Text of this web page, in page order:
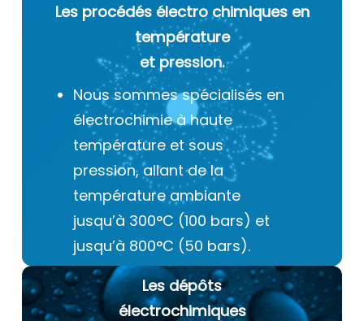
Les procédés électro chimiques en
température
et pression.
Nous sommes spécialisés en
électrochimie à haute
température et sous
pression, allant de la
température ambiante
jusqu’à 300°C (100 bars) et
jusqu’à 800°C (50 bars).
Les dépôts
électrochimiques